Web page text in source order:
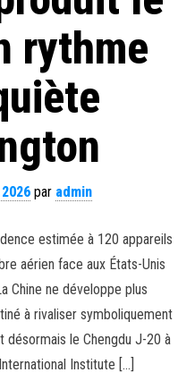
rythme
par admin
estimée à 120 appareils
aérien face aux États-Unis
Chine ne développe plus
à rivaliser symboliquement
désormais le Chengdu J-20 à
Institute […]